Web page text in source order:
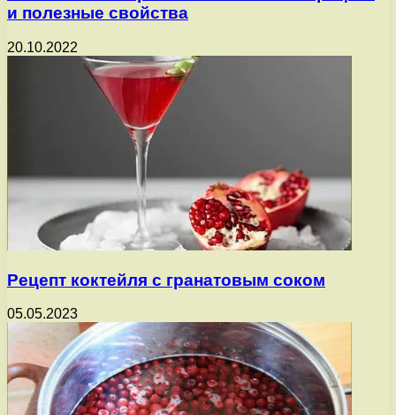
и полезные свойства
20.10.2022
Рецепт коктейля с гранатовым соком
05.05.2023